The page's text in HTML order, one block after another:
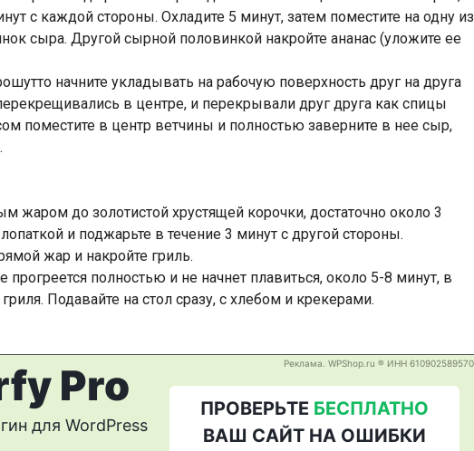
с каждой стороны. Охладите 5 минут, затем поместите на одну из
сыра. Другой сырной половинкой накройте ананас (уложите ее
начните укладывать на рабочую поверхность друг на друга
в центре, и перекрывали друг друга как спицы
поместите в центр ветчины и полностью заверните в нее сыр,
жаром до золотистой хрустящей корочки, достаточно около 3
и поджарьте в течение 3 минут с другой стороны.
жар и накройте гриль.
прогреется полностью и не начнет плавиться, около 5-8 минут, в
Подавайте на стол сразу, с хлебом и крекерами.